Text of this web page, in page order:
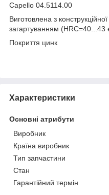
Capello 04.5114.00
Виготовлена з
загартуванням (HRC=40...43
Покриття цинк
Характеристики
Основні атрибути
Виробник
Країна виробник
Тип запчастини
Стан
Гарантійний термін